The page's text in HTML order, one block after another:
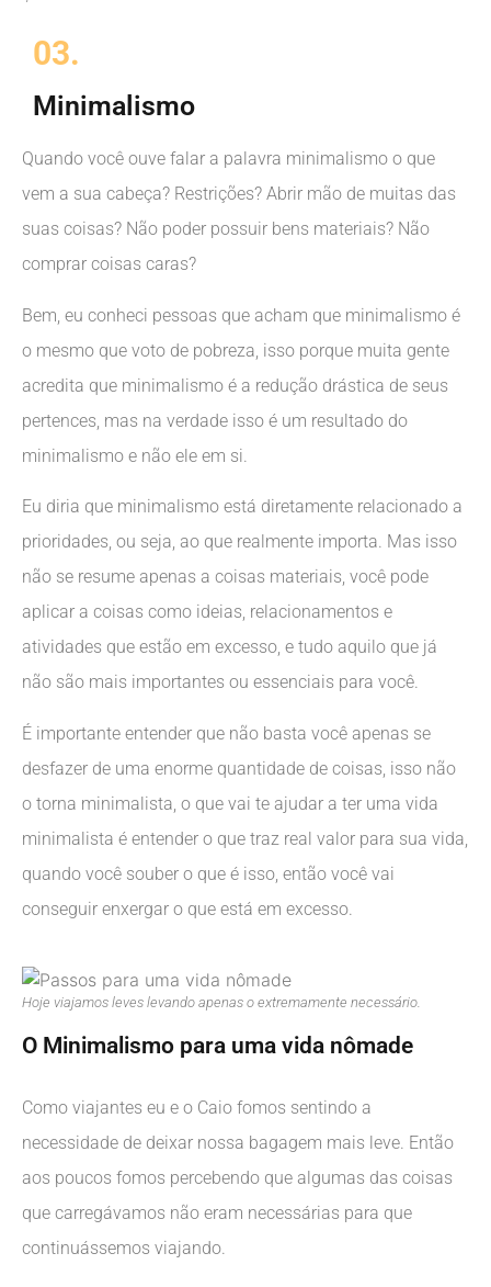
03.
Minimalismo
Quando você ouve falar a palavra minimalismo o que
vem a sua cabeça? Restrições? Abrir mão de muitas das
suas coisas? Não poder possuir bens materiais? Não
comprar coisas caras?
Bem, eu conheci pessoas que acham que minimalismo é
o mesmo que voto de pobreza, isso porque muita gente
acredita que minimalismo é a redução drástica de seus
pertences, mas na verdade isso é um resultado do
minimalismo e não ele em si.
Eu diria que minimalismo está diretamente relacionado a
prioridades, ou seja, ao que realmente importa. Mas isso
não se resume apenas a coisas materiais, você pode
aplicar a coisas como ideias, relacionamentos e
atividades que estão em excesso, e tudo aquilo que já
não são mais importantes ou essenciais para você.
É importante entender que não basta você apenas se
desfazer de uma enorme quantidade de coisas, isso não
o torna minimalista, o que vai te ajudar a ter uma vida
minimalista é entender o que traz real valor para sua vida,
quando você souber o que é isso, então você vai
conseguir enxergar o que está em excesso.
Hoje viajamos leves levando apenas o extremamente necessário.
O Minimalismo para uma vida nômade
Como viajantes eu e o Caio fomos sentindo a
necessidade de deixar nossa bagagem mais leve. Então
aos poucos fomos percebendo que algumas das coisas
que carregávamos não eram necessárias para que
continuássemos viajando.